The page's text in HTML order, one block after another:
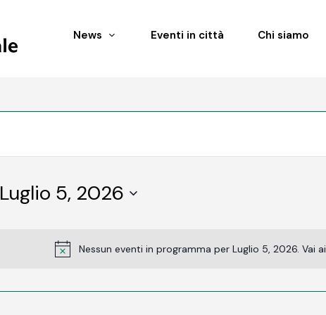
News Eventi in città Chi siamo
Notice
Nessun eventi in programma per Luglio 5, 2026. Vai ai
Luglio 5, 2026